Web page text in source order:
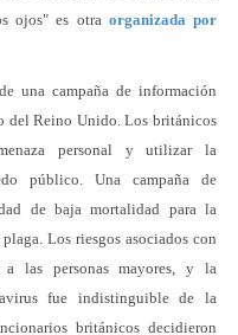
ojos" es otra organizada por
una campaña de información
del Reino Unido. Los británicos
personal y utilizar la
público. Una campaña de
de baja mortalidad para la
Los riesgos asociados con
a las personas mayores, y la
fue indistinguible de la
británicos decidieron